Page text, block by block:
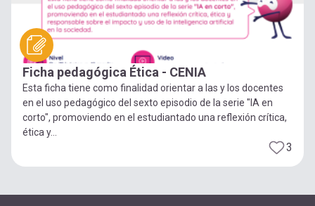
Ficha pedagógica Ética - CENIA
Esta ficha tiene como finalidad orientar a las y los docentes
en el uso pedagógico del sexto episodio de la serie "IA en
corto", promoviendo en el estudiantado una reflexión crítica,
ética y...
3